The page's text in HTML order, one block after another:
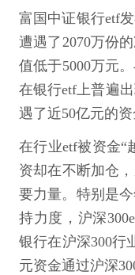
富国中证银行etf
遭遇了2070万份
值低于5000万元
在银行etf上普遍
遇了近50亿元的资
在行业etf被资金“
资却在不断加仓
要力量。特别是
持力度，沪深
银行在沪深300行
元资金通过沪深